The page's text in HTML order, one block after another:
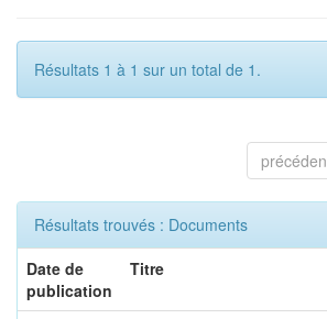
Résultats 1 à 1 sur un total de 1.
Résultats trouvés : Documents
Date de
publication
Titre